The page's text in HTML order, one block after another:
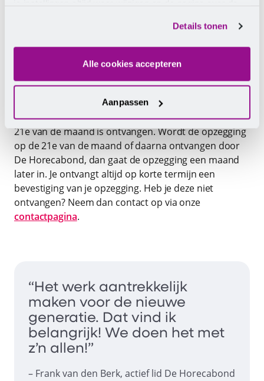
Details tonen
Alle cookies accepteren
Aanpassen
9.00 - 15.00 uur). Heb je een vraag over je werk of
contactpagina.
van de kalendermaand die volgt op de dag waarop de
opzegging door De Horecabond is ontvangen, voor
zover deze opzegging door De Horecabond vóór de
21e van de maand is ontvangen. Wordt de opzegging
op de 21e van de maand of daarna ontvangen door
De Horecabond, dan gaat de opzegging een maand
later in. Je ontvangt altijd op korte termijn een
bevestiging van je opzegging. Heb je deze niet
ontvangen? Neem dan contact op via onze
contactpagina.
“Het werk aantrekkelijk
maken voor de nieuwe
generatie. Dat vind ik
belangrijk! We doen het met
z’n allen!”
– Frank van den Berk, actief lid De Horecabond